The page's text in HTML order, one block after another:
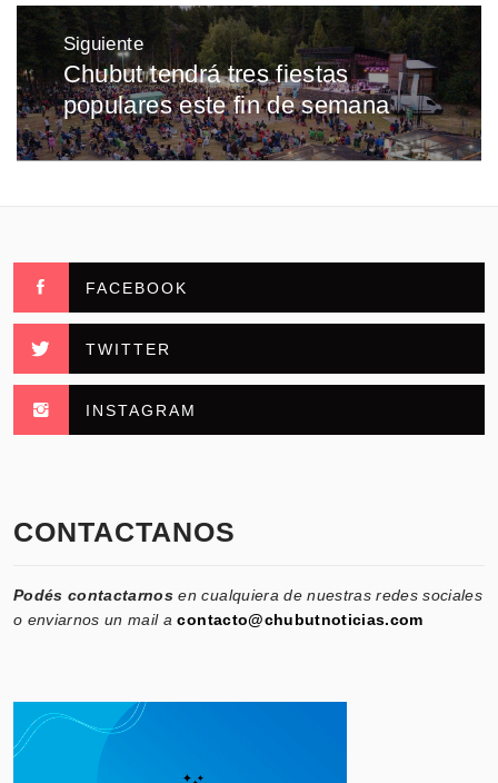
Siguiente
Entrada
siguiente:
Chubut tendrá tres fiestas
populares este fin de semana
FACEBOOK
TWITTER
INSTAGRAM
CONTACTANOS
Podés contactarnos en cualquiera de nuestras redes sociales
o enviarnos un mail acontacto@chubutnoticias.com